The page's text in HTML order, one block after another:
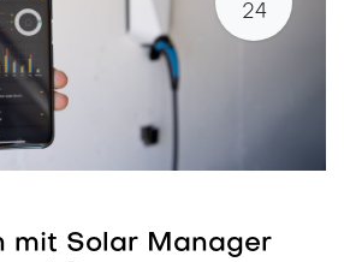
24
mit Solar Manager